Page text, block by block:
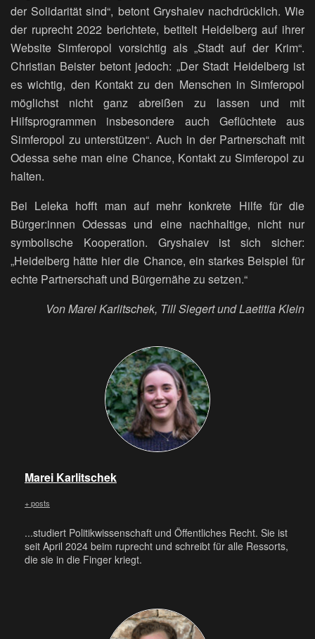
der Solidarität sind“, betont Gryshaiev nachdrücklich. Wie
der ruprecht 2022 berichtete, betitelt Heidelberg auf ihrer
Website Simferopol vorsichtig als „Stadt auf der Krim“.
Christian Beister betont jedoch: „Der Stadt Heidelberg ist
es wichtig, den Kontakt zu den Menschen in Simferopol
möglichst nicht ganz abreißen zu lassen und mit
Hilfsprogrammen insbesondere auch Geflüchtete aus
Simferopol zu unterstützen“. Auch in der Partnerschaft mit
Odessa sehe man eine Chance, Kontakt zu Simferopol zu
halten.
Bei Leleka hofft man auf mehr konkrete Hilfe für die
Bürger:innen Odessas und eine nachhaltige, nicht nur
symbolische Kooperation. Gryshaiev ist sich sicher:
„Heidelberg hätte hier die Chance, ein starkes Beispiel für
echte Partnerschaft und Bürgernähe zu setzen.“
Von Marei Karlitschek, Till Siegert und Laetitia Klein
Marei Karlitschek
+ posts
...studiert Politikwissenschaft und Öffentliches Recht. Sie ist
seit April 2024 beim ruprecht und schreibt für alle Ressorts,
die sie in die Finger kriegt.